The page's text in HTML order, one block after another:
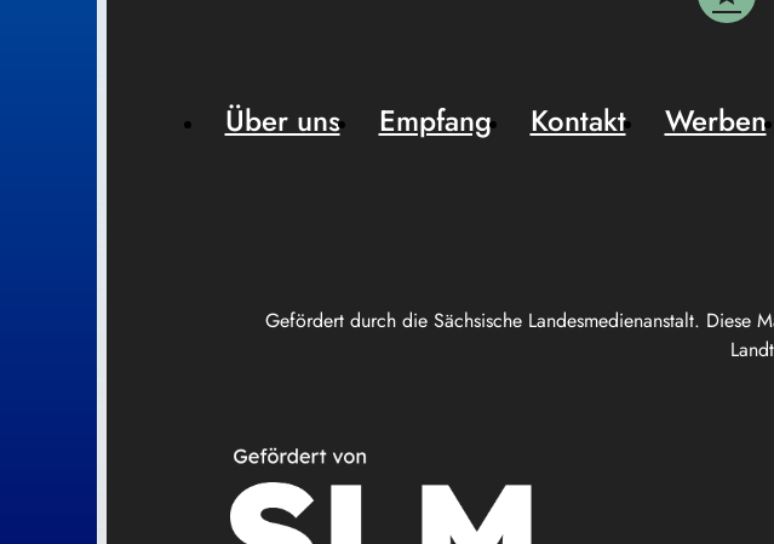
Gefördert durch die Sächsische Landesmedienanstalt. Diese
Über uns Empfang Kontakt Werben